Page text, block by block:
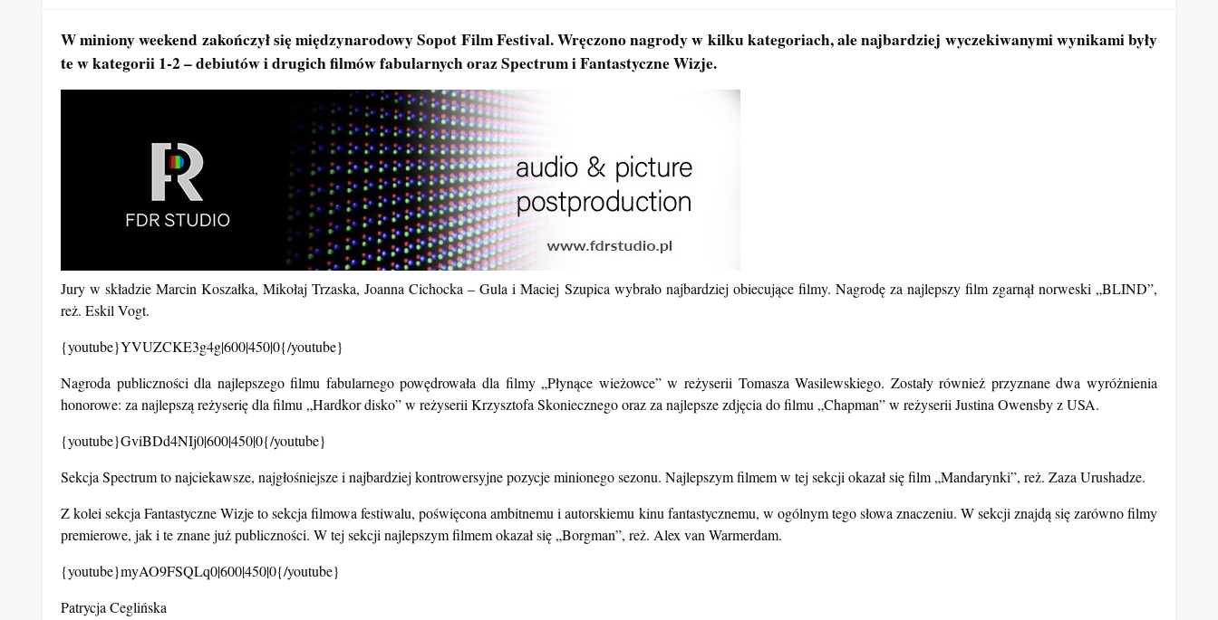
W miniony weekend zakończył się międzynarodowy Sopot Film Festival. Wręczono nagrody w kilku kategoriach, ale najbardziej wyczekiwanymi wynikami były
te w kategorii 1-2 – debiutów i drugich filmów fabularnych oraz Spectrum i Fantastyczne Wizje.
Jury w składzie Marcin Koszałka, Mikołaj Trzaska, Joanna Cichocka – Gula i Maciej Szupica wybrało najbardziej obiecujące filmy. Nagrodę za najlepszy film zgarnął norweski „BLIND”,
reż. Eskil Vogt.
{youtube}YVUZCKE3g4g|600|450|0{/youtube}
Nagroda publiczności dla najlepszego filmu fabularnego powędrowała dla filmy „Płynące wieżowce” w reżyserii Tomasza Wasilewskiego. Zostały również przyznane dwa wyróżnienia
honorowe: za najlepszą reżyserię dla filmu „Hardkor disko” w reżyserii Krzysztofa Skoniecznego oraz za najlepsze zdjęcia do filmu „Chapman” w reżyserii Justina Owensby z USA.
{youtube}GviBDd4NIj0|600|450|0{/youtube}
Sekcja Spectrum to najciekawsze, najgłośniejsze i najbardziej kontrowersyjne pozycje minionego sezonu. Najlepszym filmem w tej sekcji okazał się film „Mandarynki”, reż. Zaza Urushadze.
Z kolei sekcja Fantastyczne Wizje to sekcja filmowa festiwalu, poświęcona ambitnemu i autorskiemu kinu fantastycznemu, w ogólnym tego słowa znaczeniu. W sekcji znajdą się zarówno filmy
premierowe, jak i te znane już publiczności. W tej sekcji najlepszym filmem okazał się „Borgman”, reż. Alex van Warmerdam.
{youtube}myAO9FSQLq0|600|450|0{/youtube}
Patrycja Ceglińska